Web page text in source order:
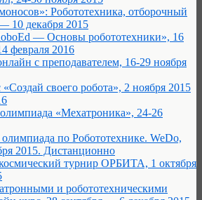
Робототехника, отборочный
10 декабря 2015
— Основы робототехники», 16
февраля 2016
с преподавателем, 16-29 ноября
своего робота», 2 ноября 2015
«Мехатроника», 24-26
по Робототехнике. WeDo,
2015. Дистанционно
турнир ОРБИТА, 1 октября
и робототехническими